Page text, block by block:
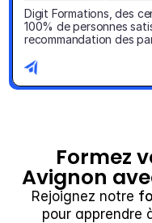
Digit Formations, des
100% de personnes
recommandation des
Formez
Avignon
Rejoignez notre
pour apprendre